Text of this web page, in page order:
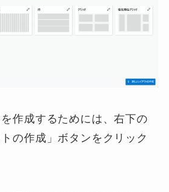
作成するためには、右下の
トの作成」ボタンをクリック